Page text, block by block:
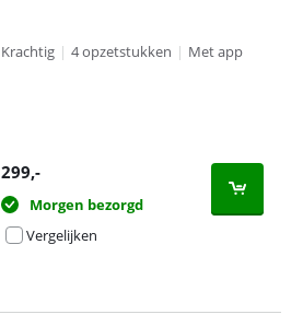
Krachtig | 4 opzetstukken | Met app
299,-
Morgen bezorgd
Vergelijken